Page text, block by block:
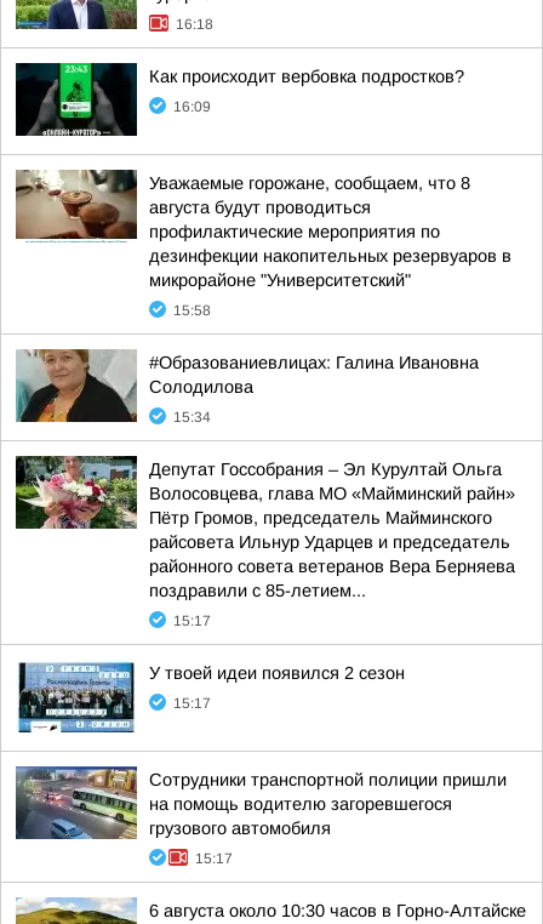
16:18
Как происходит вербовка подростков?
16:09
Уважаемые горожане, сообщаем, что 8
августа будут проводиться
профилактические мероприятия по
дезинфекции накопительных резервуаров в
микрорайоне "Университетский"
15:58
#Образованиевлицах: Галина Ивановна
Солодилова
15:34
Депутат Госсобрания – Эл Курултай Ольга
Волосовцева, глава МО «Майминский райн»
Пётр Громов, председатель Майминского
райсовета Ильнур Ударцев и председатель
районного совета ветеранов Вера Берняева
поздравили с 85-летием...
15:17
У твоей идеи появился 2 сезон
15:17
Сотрудники транспортной полиции пришли
на помощь водителю загоревшегося
грузового автомобиля
15:17
6 августа около 10:30 часов в Горно-Алтайске